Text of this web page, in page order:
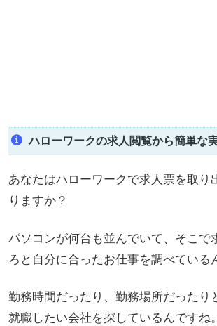
ハローワークの求人閲覧から簡単な
あなたはハローワークで求人票を取り
りますか？
パソコンが何台も並んでいて、そこで
ろと自分に合ったお仕事を調べている
勤務時間だったり、勤務場所だったり
就職したい会社を探しているんですね。